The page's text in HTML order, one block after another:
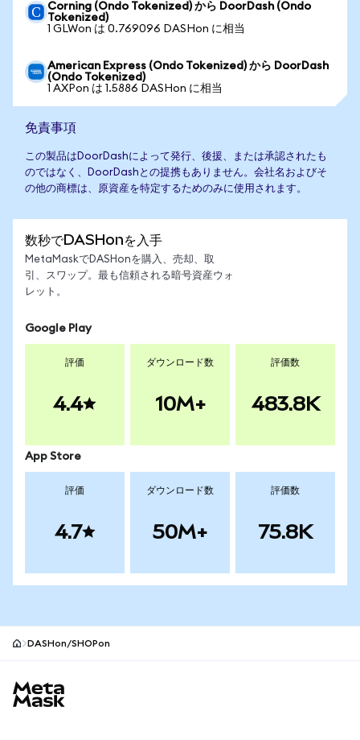
Corning (Ondo Tokenized) から DoorDash (Ondo
Tokenized)
1 GLWon は 0.769096 DASHon に相当
American Express (Ondo Tokenized) から DoorDash
(Ondo Tokenized)
1 AXPon は 1.5886 DASHon に相当
免責事項
この製品はDoorDashによって発行、後援、または承認されたも
のではなく、DoorDashとの提携もありません。会社名およびそ
の他の商標は、原資産を特定するためのみに使用されます。
数秒でDASHonを入手
MetaMaskでDASHonを購入、売却、取
引、スワップ。最も信頼される暗号資産ウォ
レット。
Google Play
評価
4.4
ダウンロード数
10M+
評価数
483.8K
App Store
評価
4.7
ダウンロード数
50M+
評価数
75.8K
DASHon/SHOPon